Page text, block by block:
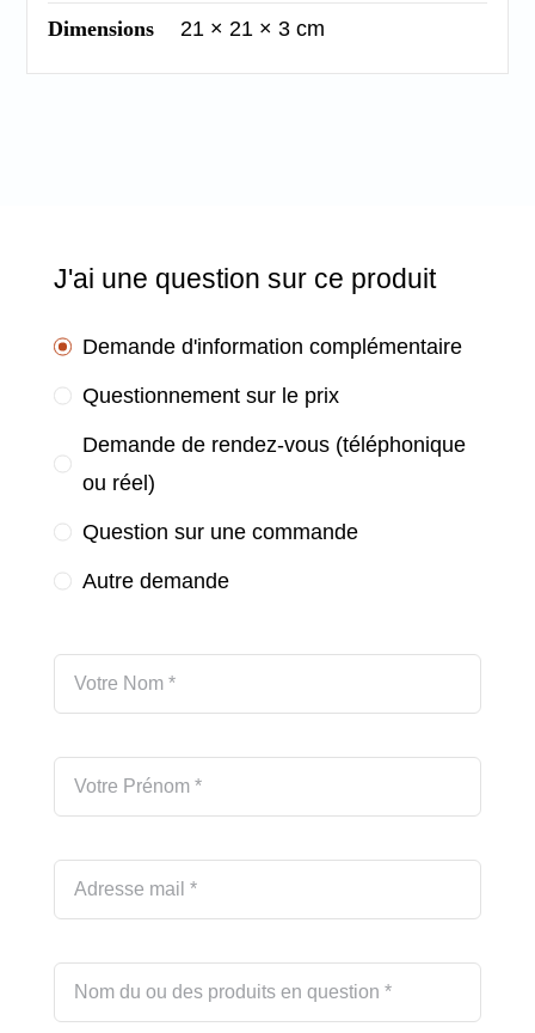
Dimensions 21 × 21 × 3 cm
J'ai une question sur ce produit
Demande d'information complémentaire
Questionnement sur le prix
Demande de rendez-vous (téléphonique
ou réel)
Question sur une commande
Autre demande